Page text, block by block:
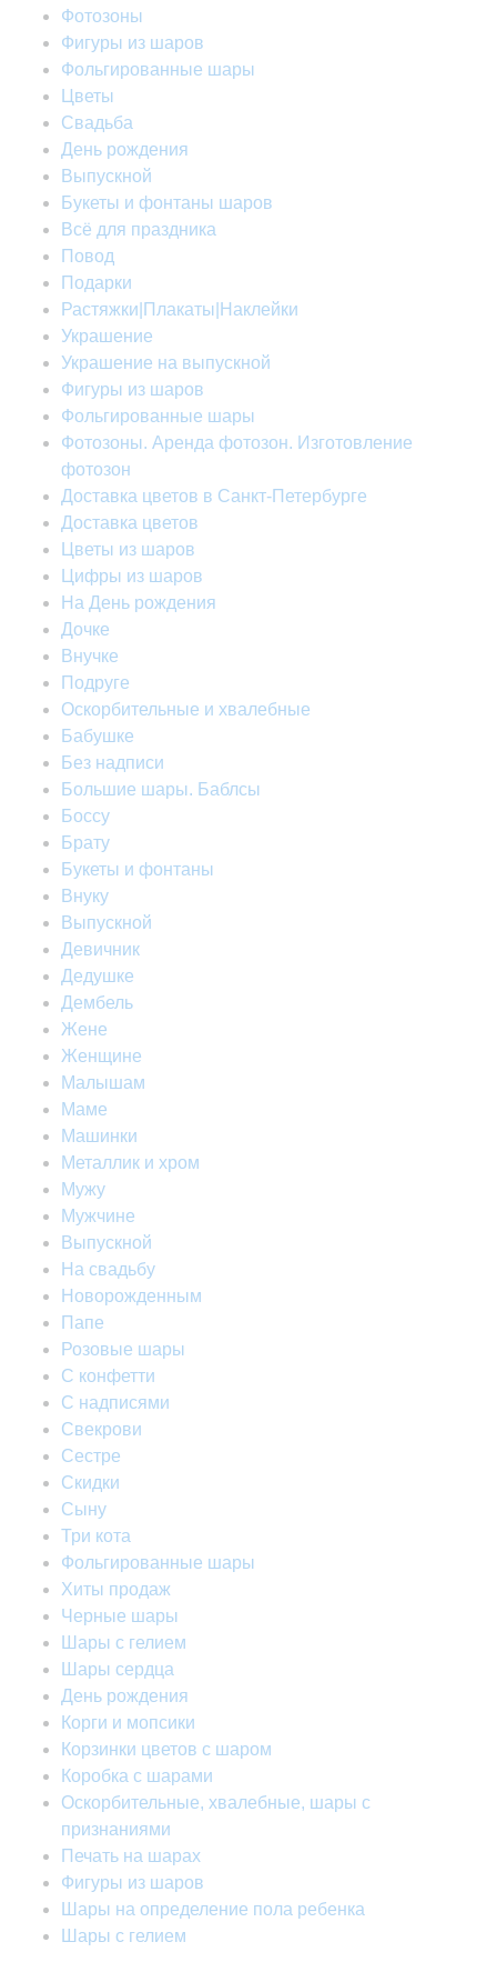
Фотозоны
Фигуры из шаров
Фольгированные шары
Цветы
Свадьба
День рождения
Выпускной
Букеты и фонтаны шаров
Всё для праздника
Повод
Подарки
Растяжки|Плакаты|Наклейки
Украшение
Украшение на выпускной
Фигуры из шаров
Фольгированные шары
Фотозоны. Аренда фотозон. Изготовление
фотозон
Доставка цветов в Санкт-Петербурге
Доставка цветов
Цветы из шаров
Цифры из шаров
На День рождения
Дочке
Внучке
Подруге
Оскорбительные и хвалебные
Бабушке
Без надписи
Большие шары. Баблсы
Боссу
Брату
Букеты и фонтаны
Внуку
Выпускной
Девичник
Дедушке
Дембель
Жене
Женщине
Малышам
Маме
Машинки
Металлик и хром
Мужу
Мужчине
Выпускной
На свадьбу
Новорожденным
Папе
Розовые шары
С конфетти
С надписями
Свекрови
Сестре
Скидки
Сыну
Три кота
Фольгированные шары
Хиты продаж
Черные шары
Шары с гелием
Шары сердца
День рождения
Корги и мопсики
Корзинки цветов с шаром
Коробка с шарами
Оскорбительные, хвалебные, шары с
признаниями
Печать на шарах
Фигуры из шаров
Шары на определение пола ребенка
Шары с гелием